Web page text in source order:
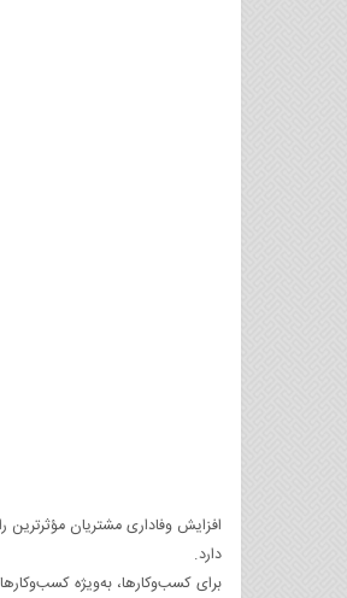
افزایش وفاداری مشتریان
دارد.